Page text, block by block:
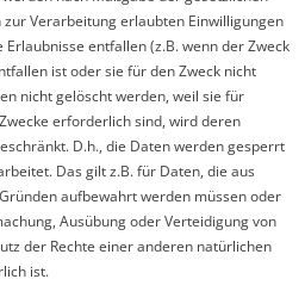
Verarbeitung erlaubten Einwilligungen
entfallen (z.B. wenn der Zweck
ist oder sie für den Zweck nicht
nicht gelöscht werden, weil sie für
erforderlich sind, wird deren
D.h., die Daten werden gesperrt
Das gilt z.B. für Daten, die aus
aufbewahrt werden müssen oder
Ausübung oder Verteidigung von
der Rechte einer anderen natürlichen
ist.